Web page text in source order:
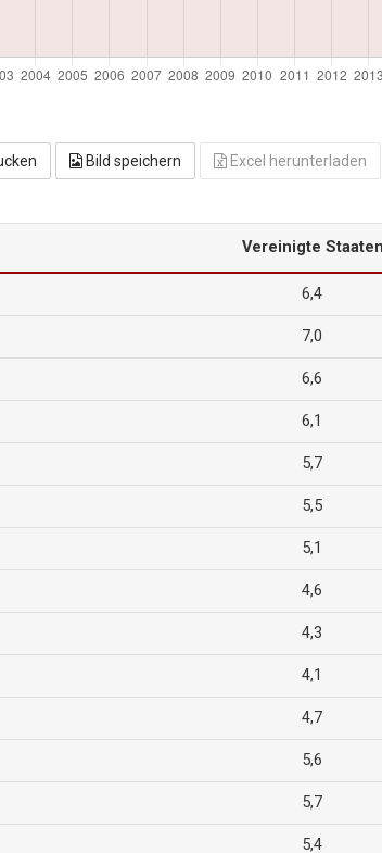
Bild speichern Excel herunterladen
Vereinigte
6,4
7,0
6,6
6,1
5,7
5,5
5,1
4,6
4,3
4,1
4,7
5,6
5,7
5,4